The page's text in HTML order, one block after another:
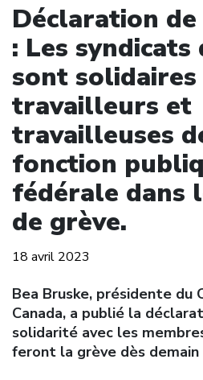
Déclaration
: Les syndicats
sont solidaires
travailleurs et
travailleuses
fonction
fédérale dans
de grève.
18 avril 2023
Bea Bruske, présidente du
Canada, a publié la
solidarité avec les
feront la grève dès demain